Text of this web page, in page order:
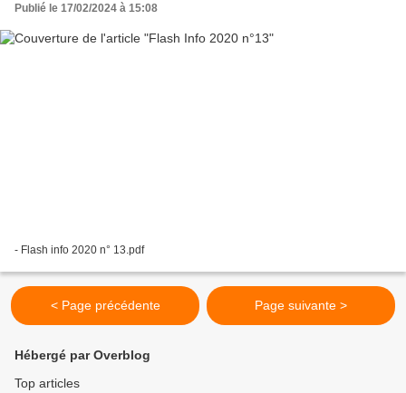
Publié le 17/02/2024 à 15:08
- Flash info 2020 n° 13.pdf
< Page précédente Page suivante >
Hébergé par Overblog
Top articles